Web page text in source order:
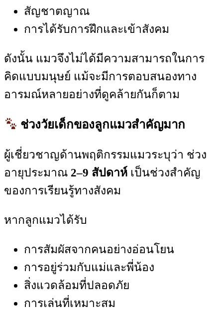
สัญชาตญาณ
การได้รับการฝึกและเข้าสังคม
ดังนั้น แมวจึงไม่ได้มีความสามารถในการ
คิดแบบมนุษย์ แม้จะมีการตอบสนองทาง
อารมณ์หลายอย่างที่ดูคล้ายกันก็ตาม
ช่วงวัยเด็กของลูกแมวสำคัญมาก
ผู้เชี่ยวชาญด้านพฤติกรรมแมวระบุว่า ช่วง
อายุประมาณ 2–9 สัปดาห์ เป็นช่วงสำคัญ
ของการเรียนรู้ทางสังคม
หากลูกแมวได้รับ
การสัมผัสจากคนอย่างอ่อนโยน
การอยู่ร่วมกับแม่และพี่น้อง
สิ่งแวดล้อมที่ปลอดภัย
การเล่นที่เหมาะสม